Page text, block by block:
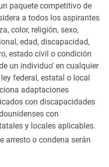
paquete competitivo de
a todos los aspirantes
color, religión, sexo,
edad, discapacidad,
estado civil o condición
un individuo' en cualquier
federal, estatal o local
adaptaciones
con discapacidades
con
y locales aplicables.
arresto o condena serán